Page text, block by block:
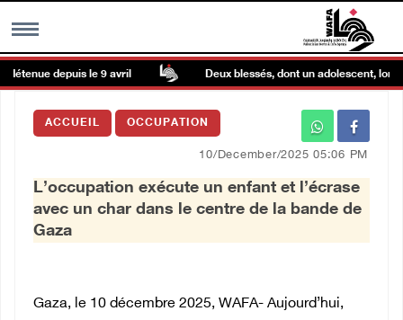
MENU
Galerie d’images
Centre palestinien
العربية
depuis le 9 avril Deux blessés, dont un adolescent, lors
ACCUEIL OCCUPATION
10/December/2025 05:06 PM
L’occupation exécute un enfant et l’écrase
avec un char dans le centre de la bande de
Gaza
Gaza, le 10 décembre 2025, WAFA- Aujourd’hui,